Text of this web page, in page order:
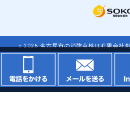
c 2026 名古屋市の消防点検は有限会社